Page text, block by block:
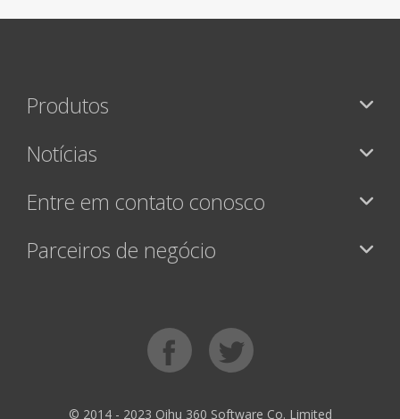
Produtos
Notícias
Entre em contato conosco
Parceiros de negócio
© 2014 - 2023 Qihu 360 Software Co. Limited